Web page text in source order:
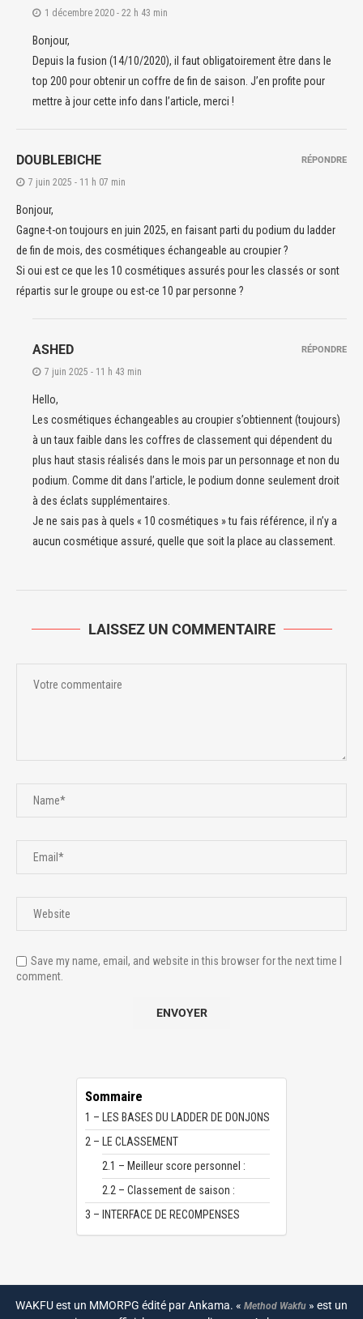
1 décembre 2020 - 22 h 43 min
Bonjour,
Depuis la fusion (14/10/2020), il faut obligatoirement être dans le
top 200 pour obtenir un coffre de fin de saison. J’en profite pour
mettre à jour cette info dans l’article, merci !
DOUBLEBICHE
7 juin 2025 - 11 h 07 min
Bonjour,
Gagne-t-on toujours en juin 2025, en faisant parti du podium du ladder
de fin de mois, des cosmétiques échangeable au croupier ?
Si oui est ce que les 10 cosmétiques assurés pour les classés or sont
répartis sur le groupe ou est-ce 10 par personne ?
RÉPONDRE
ASHED
7 juin 2025 - 11 h 43 min
Hello,
Les cosmétiques échangeables au croupier s’obtiennent (toujours)
à un taux faible dans les coffres de classement qui dépendent du
plus haut stasis réalisés dans le mois par un personnage et non du
podium. Comme dit dans l’article, le podium donne seulement droit
à des éclats supplémentaires.
Je ne sais pas à quels « 10 cosmétiques » tu fais référence, il n’y a
aucun cosmétique assuré, quelle que soit la place au classement.
RÉPONDRE
LAISSEZ UN COMMENTAIRE
Save my name, email, and website in this browser for the next time I
comment.
Sommaire
1 – LES BASES DU LADDER DE DONJONS
2 – LE CLASSEMENT
2.1 – Meilleur score personnel :
2.2 – Classement de saison :
3 – INTERFACE DE RECOMPENSES
WAKFU est un MMORPG édité par Ankama. « Method Wakfu » est un